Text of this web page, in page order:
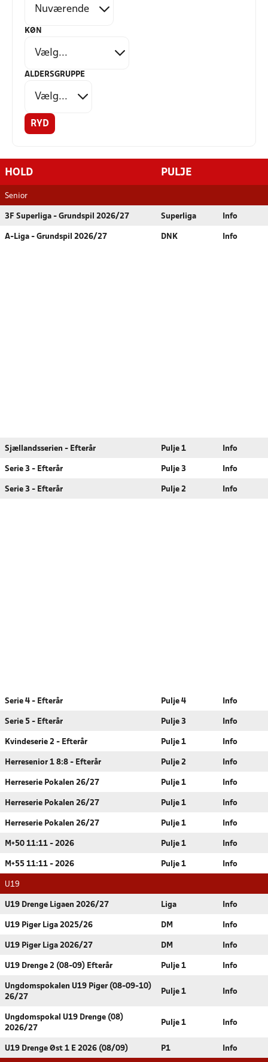
KØN
ALDERSGRUPPE
RYD
HOLD PULJE
Senior
3F Superliga - Grundspil 2026/27 Superliga Info
A-Liga - Grundspil 2026/27 DNK Info
Sjællandsserien - Efterår Pulje 1 Info
Serie 3 - Efterår Pulje 3 Info
Serie 3 - Efterår Pulje 2 Info
Serie 4 - Efterår Pulje 4 Info
Serie 5 - Efterår Pulje 3 Info
Kvindeserie 2 - Efterår Pulje 1 Info
Herresenior 1 8:8 - Efterår Pulje 2 Info
Herreserie Pokalen 26/27 Pulje 1 Info
Herreserie Pokalen 26/27 Pulje 1 Info
Herreserie Pokalen 26/27 Pulje 1 Info
M+50 11:11 - 2026 Pulje 1 Info
M+55 11:11 - 2026 Pulje 1 Info
U19
U19 Drenge Ligaen 2026/27 Liga Info
U19 Piger Liga 2025/26 DM Info
U19 Piger Liga 2026/27 DM Info
U19 Drenge 2 (08-09) Efterår Pulje 1 Info
Ungdomspokalen U19 Piger (08-09-10)
26/27
Pulje 1 Info
Ungdomspokal U19 Drenge (08)
2026/27
Pulje 1 Info
U19 Drenge Øst 1 E 2026 (08/09) P1 Info